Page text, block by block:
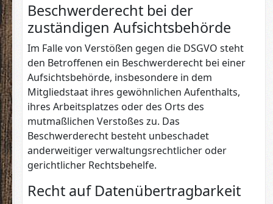
Beschwerde­recht bei der
zuständigen Aufsichts­behörde
Im Falle von Verstößen gegen die DSGVO steht
den Betroffenen ein Beschwerderecht bei einer
Aufsichtsbehörde, insbesondere in dem
Mitgliedstaat ihres gewöhnlichen Aufenthalts,
ihres Arbeitsplatzes oder des Orts des
mutmaßlichen Verstoßes zu. Das
Beschwerderecht besteht unbeschadet
anderweitiger verwaltungsrechtlicher oder
gerichtlicher Rechtsbehelfe.
Recht auf Daten­übertrag­barkeit